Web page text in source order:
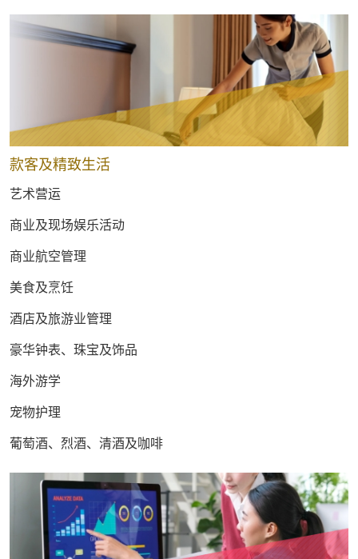
款客及精致生活
艺术营运
商业及现场娱乐活动
商业航空管理
美食及烹饪
酒店及旅游业管理
豪华钟表、珠宝及饰品
海外游学
宠物护理
葡萄酒、烈酒、清酒及咖啡